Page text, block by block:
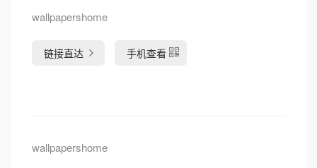
wallpapershome
链接直达 手机查看
wallpapershome